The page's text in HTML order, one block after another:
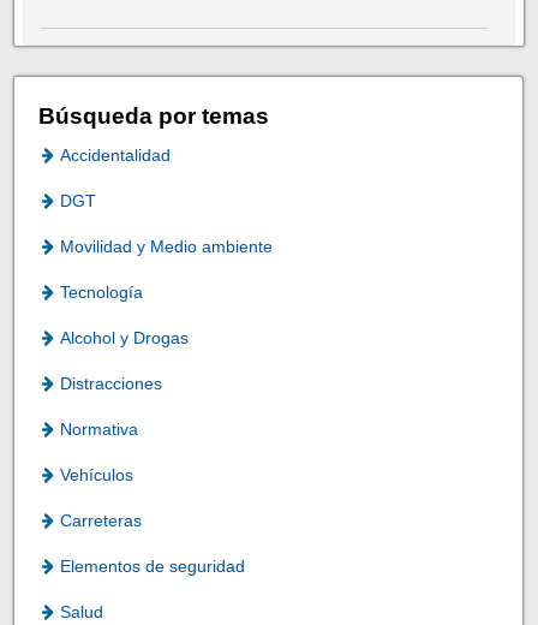
Búsqueda por temas
Accidentalidad
DGT
Movilidad y Medio ambiente
Tecnología
Alcohol y Drogas
Distracciones
Normativa
Vehículos
Carreteras
Elementos de seguridad
Salud